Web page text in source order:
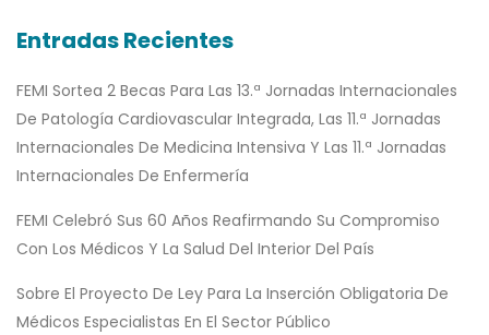
Entradas Recientes
FEMI Sortea 2 Becas Para Las 13.ª Jornadas Internacionales
De Patología Cardiovascular Integrada, Las 11.ª Jornadas
Internacionales De Medicina Intensiva Y Las 11.ª Jornadas
Internacionales De Enfermería
FEMI Celebró Sus 60 Años Reafirmando Su Compromiso
Con Los Médicos Y La Salud Del Interior Del País
Sobre El Proyecto De Ley Para La Inserción Obligatoria De
Médicos Especialistas En El Sector Público